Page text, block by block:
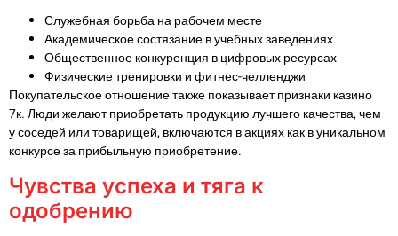
Служебная борьба на рабочем месте
Академическое состязание в учебных заведениях
Общественное конкуренция в цифровых ресурсах
Физические тренировки и фитнес-челленджи
Покупательское отношение также показывает признаки казино
7к. Люди желают приобретать продукцию лучшего качества, чем
у соседей или товарищей, включаются в акциях как в уникальном
конкурсе за прибыльную приобретение.
Чувства успеха и тяга к
одобрению